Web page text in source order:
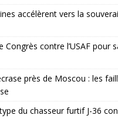
accélèrent vers la
Congrès contre l’USAF pour
près de Moscou : les
du chasseur furtif J-36